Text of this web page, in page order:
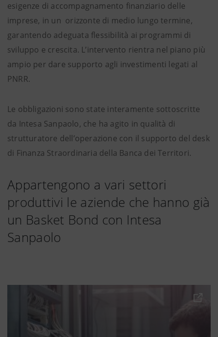
esigenze di accompagnamento finanziario delle
imprese, in un orizzonte di medio lungo termine,
garantendo adeguata flessibilità ai programmi di
sviluppo e crescita. L’intervento rientra nel piano più
ampio per dare supporto agli investimenti legati al
PNRR.
Le obbligazioni sono state interamente sottoscritte
da Intesa Sanpaolo, che ha agito in qualità di
strutturatore dell’operazione con il supporto del desk
di Finanza Straordinaria della Banca dei Territori.
Appartengono a vari settori
produttivi le aziende che hanno già
un Basket Bond con Intesa
Sanpaolo